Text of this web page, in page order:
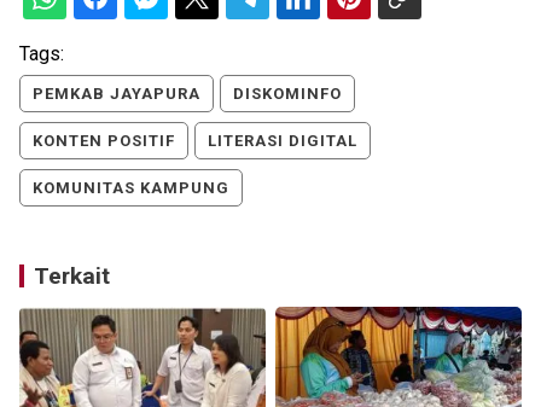
Tags:
PEMKAB JAYAPURA DISKOMINFO
KONTEN POSITIF LITERASI DIGITAL
KOMUNITAS KAMPUNG
Terkait